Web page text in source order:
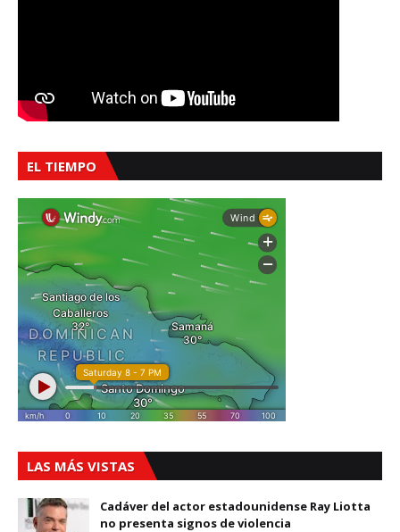
EL TIEMPO
LAS MÁS VISTAS
Cadáver del actor estadounidense Ray Liotta
no presenta signos de violencia